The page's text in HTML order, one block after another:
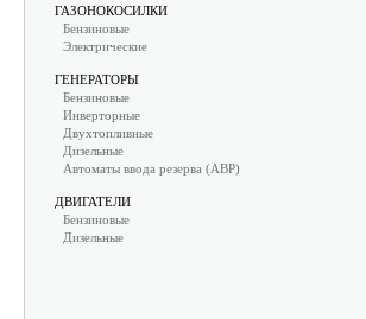
ГАЗОНОКОСИЛКИ
Бензиновые
Электрические
ГЕНЕРАТОРЫ
Бензиновые
Инверторные
Двухтопливные
Дизельные
Автоматы ввода резерва (АВР)
ДВИГАТЕЛИ
Бензиновые
Дизельные